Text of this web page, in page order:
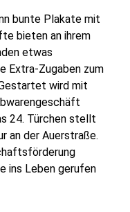
bunte Plakate mit
bieten an ihrem
etwas
Extra-Zugaben zum
wird mit
24. Türchen stellt
an der Auerstraße.
ins Leben gerufen